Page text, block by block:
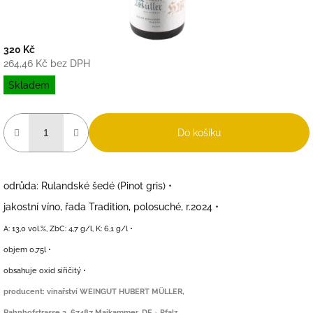
320 Kč
264,46 Kč bez DPH
Měrná
cena:
Skladem
Do košíku
odrůda: Rulandské šedé (Pinot gris) •
jakostní víno, řada Tradition, polosuché, r.2024 •
A: 13,0 vol.%, ZbC: 4,7 g/l, K: 6,1 g/l •
objem 0,75l •
obsahuje oxid siřičitý •
producent: vinařství WEINGUT HUBERT MÜLLER,